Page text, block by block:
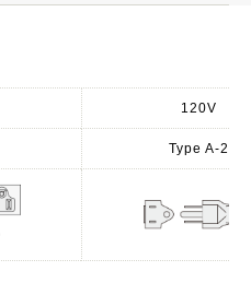
120V
Type A-2